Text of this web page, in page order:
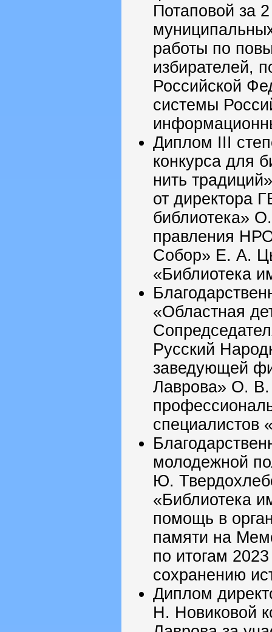
Потаповой за
работы по
избирателей,
Российской
системы
Диплом III
конкурса для
нить
от директора
библиотека»
правления
Собор» Е. А.
«Библиотека
«Областная
Русский
заведующей
Лаврова» О. В.
специалистов
молодежной
Ю.
«Библиотека
помощь в
памяти на
по итогам
сохранению
Диплом
Н. Новиковой